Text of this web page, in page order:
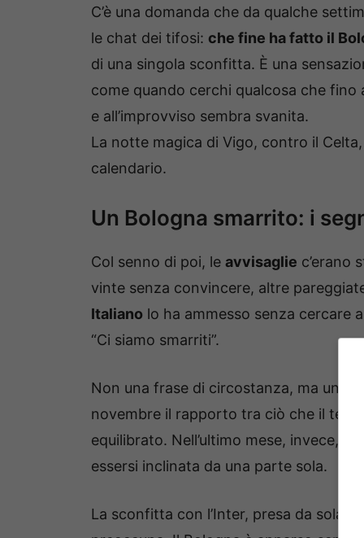
C’è una domanda che da qualche
le chat dei tifosi: che fine ha fatto il
di una singola sconfitta. È una
come quando cerchi qualcosa che
e all’improvviso sembra svanita.
La notte magica di Vigo, contro il
calendario.
Un Bologna smarrito: i
Col senno di poi, le avvisaglie c’erano
vinte senza convincere, altre
Italiano lo ha ammesso senza cercare
“Ci siamo smarriti”.
Non una frase di circostanza, ma una
novembre il rapporto tra ciò che il
equilibrato. Nell’ultimo mese, invece,
essersi inclinata da una parte sola.
La sconfitta con l’Inter, presa da sola,